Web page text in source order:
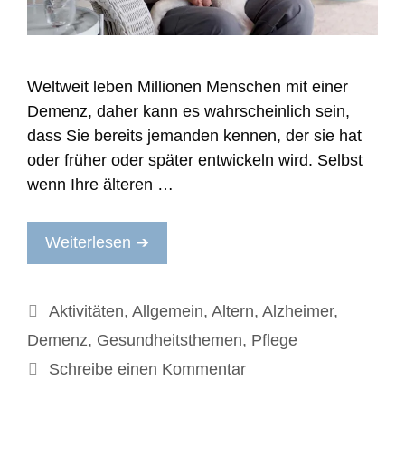
Weltweit leben Millionen Menschen mit einer
Demenz, daher kann es wahrscheinlich sein,
dass Sie bereits jemanden kennen, der sie hat
oder früher oder später entwickeln wird. Selbst
wenn Ihre älteren …
Weiterlesen ➔
Kategorien
Aktivitäten, Allgemein, Altern, Alzheimer,
Demenz, Gesundheitsthemen, Pflege
Schreibe einen Kommentar